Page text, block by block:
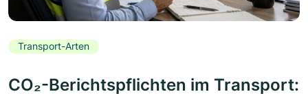
Transport-Arten
CO₂-Berichtspflichten im Transport: